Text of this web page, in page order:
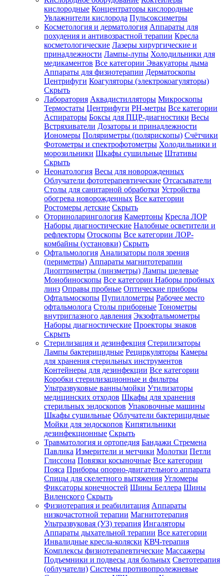
Зарегистрироваться
Зачем
регистрироваться?
Все
покупки
одном
месте
Личный
менеджер
Отслеживание
статуса
заказа
кислородные Концентраторы кислородные
Увлажнители кислорода Пульсоксиметры
Косметология и дерматология Аппараты для
похудения и антивозрастной терапии Кресла
косметологические Лазеры хирургические и
принадлежности Лампы-лупы Холодильники для
медикаментов Все категории Эвакуаторы дыма
Аппараты для физиотерапии Дерматоскопы
Центрифуги Коагуляторы (электрокоагуляторы)
Скрыть
Лаборатория Аквадистилляторы Микроскопы
Термостаты Центрифуги PH-метры Все категории
Аспираторы Боксы для ПЦР-диагностики Весы
Встряхиватели Дозаторы и принадлежности
Иономеры Поляриметры (полярископы) Счётчики
Фотометры и спектрофотометры Холодильники и
морозильники Шкафы сушильные Штативы
Скрыть
Неонатология Весы для новорожденных
Облучатели фототерапевтические Отсасыватели
Столы для санитарной обработки Устройства
обогрева новорожденных Все категории
Ростомеры детские Скрыть
Оториноларингология Камертоны Кресла ЛОР
Наборы диагностические Налобные осветители и
рефлекторы Отоскопы Все категории ЛОР-
комбайны (установки) Скрыть
Офтальмология Анализаторы поля зрения
(периметры) Аппараты магнитотерапии
Диоптриметры (линзметры) Лампы щелевые
Монобиноскопы Все категории Наборы пробных
линз Оправы пробные Оптические приборы
Офтальмоскопы Пупиллометры Рабочее место
офтальмолога Столы приборные Тонометры
внутриглазного давления Экзофтальмометры
Наборы диагностические Проекторы знаков
Скрыть
Стерилизация и дезинфекция Стерилизаторы
Лампы бактерицидные Рециркуляторы Камеры
для хранения стерильных инструментов
Контейнеры для дезинфекции Все категории
Коробки стерилизационные и фильтры
Ультразвуковые ванны/мойки Утилизаторы
медицинских отходов Шкафы для хранения
стерильных эндоскопов Упаковочные машины
Шкафы сушильные Облучатели бактерицидные
Мойки для эндоскопов Кипятильники
дезинфекционные Скрыть
Травматология и ортопедия Бандажи Стремена
Павлика Измерители и метчики Молотки Петли
Глиссона Повязки косыночные Все категории
Пояса Приборы опорно-двигательного аппарата
Спицы для скелетного вытяжения Угломеры
Фиксаторы конечностей Шины Беллера Шины
Виленского Скрыть
Физиотерапия и реабилитация Аппараты
низкочастотной терапии Магнитотерапия
Ультразвуковая (УЗ) терапия Ингаляторы
Аппараты дыхательной терапии Все категории
Инвалидные кресла-коляски КВЧ-терапия
Комплексы физиотерапевтические Массажеры
Подъемники и подвесы для больных Светотерапия
(облучатели) Системы противопролежневые